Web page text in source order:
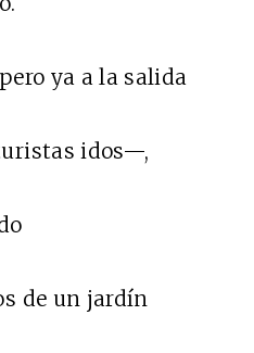
ya a la salida
idos—,
de un jardín